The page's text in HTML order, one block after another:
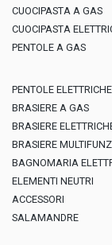
CUOCIPASTA A GAS
CUOCIPASTA
PENTOLE A GAS
PENTOLE ELETTRICHE
BRASIERE A GAS
BRASIERE
BRASIERE
BAGNOMARIA
ELEMENTI NEUTRI
ACCESSORI
SALAMANDRE